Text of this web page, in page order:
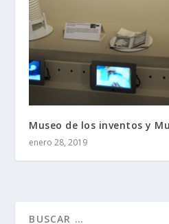
Museo de los inventos y
enero 28, 2019